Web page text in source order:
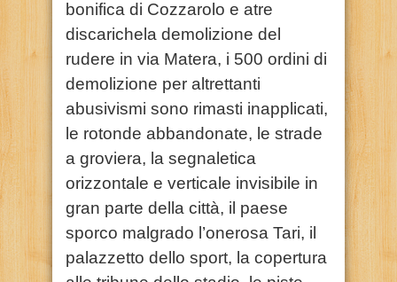
bonifica di Cozzarolo e atre
discarichela demolizione del
rudere in via Matera, i 500 ordini di
demolizione per altrettanti
abusivismi sono rimasti inapplicati,
le rotonde abbandonate, le strade
a groviera, la segnaletica
orizzontale e verticale invisibile in
gran parte della città, il paese
sporco malgrado l’onerosa Tari, il
palazzetto dello sport, la copertura